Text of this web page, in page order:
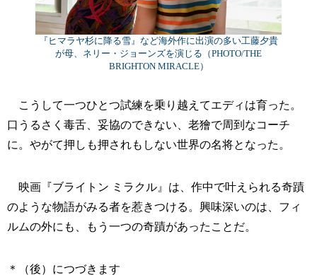
『ヒマラヤ杉に降る雪』など海外作に出演の多い工藤夕貴
が母、ネリー・ジョーンズを演じる（PHOTO/THE
BRIGHTON MIRACLE）
こうして一つひとつ試練を乗り越えてエディは育った。
口うるさく毒舌、妥協のできない、老獪で周到なコーチ
に。やがて押しも押されもしない世界の名将となった。
映画『ブライトン ミラクル』は、作中で叶えられる奇蹟
のような物語がみる者を惹きつける。興味深いのは、フィ
ルムの外にも、もう一つの奇蹟があったことだ。
＊（後）につづきます